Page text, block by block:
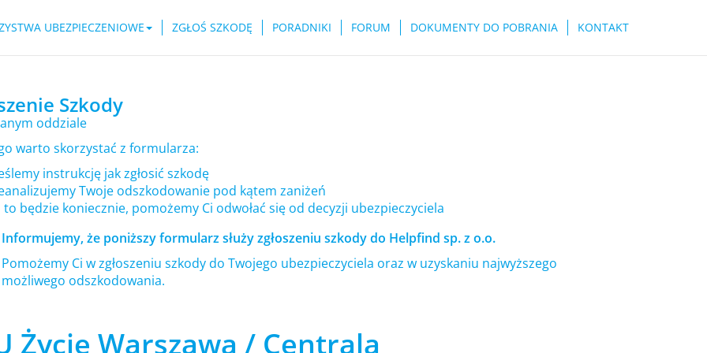
UBEZPIECZENIOWE ZGŁOŚ SZKODĘ PORADNIKI FORUM DOKUMENTY DO POBRANIA KONTAKT
Szkody
oddziale
warto skorzystać z formularza:
instrukcję jak zgłosić szkodę
Twoje odszkodowanie pod kątem zaniżeń
będzie koniecznie, pomożemy Ci odwołać się od decyzji ubezpieczyciela
Informujemy, że poniższy formularz służy zgłoszeniu szkody do Helpfind sp. z o.o.
Pomożemy Ci w zgłoszeniu szkody do Twojego ubezpieczyciela oraz w uzyskaniu najwyższego
możliwego odszkodowania.
Życie Warszawa / Centrala